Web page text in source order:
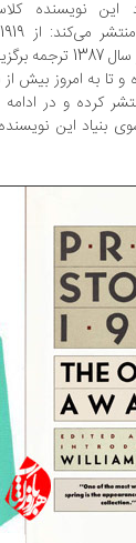
کلاسیک
داستان‌های
نیستان در ایران نیز از سال 1387
امروز بیش از
و در ادامه قرار
این نویسنده